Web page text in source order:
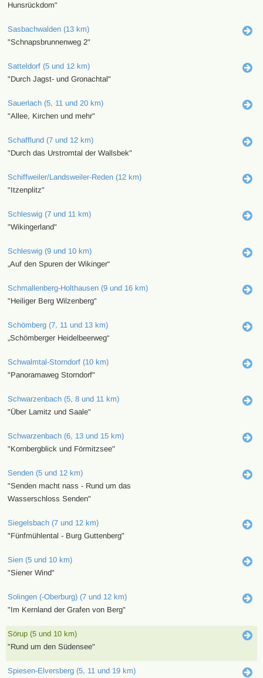
Hunsrückdom"
Sasbachwalden (13 km)
"Schnapsbrunnenweg 2"
Satteldorf (5 und 12 km)
"Durch Jagst- und Gronachtal"
Sauerlach (5, 11 und 20 km)
"Allee, Kirchen und mehr"
Schafflund (7 und 12 km)
"Durch das Urstromtal der Wallsbek"
Schiffweiler/Landsweiler-Reden (12 km)
"Itzenplitz"
Schleswig (7 und 11 km)
"Wikingerland"
Schleswig (9 und 10 km)
„Auf den Spuren der Wikinger“
Schmallenberg-Holthausen (9 und 16 km)
"Heiliger Berg Wilzenberg"
Schömberg (7, 11 und 13 km)
„Schömberger Heidelbeerweg“
Schwalmtal-Storndorf (10 km)
"Panoramaweg Storndorf"
Schwarzenbach (5, 8 und 11 km)
"Über Lamitz und Saale"
Schwarzenbach (6, 13 und 15 km)
"Kornbergblick und Förmitzsee"
Senden (5 und 12 km)
"Senden macht nass - Rund um das
Wasserschloss Senden"
Siegelsbach (7 und 12 km)
"Fünfmühlental - Burg Guttenberg"
Sien (5 und 10 km)
"Siener Wind"
Solingen (-Oberburg) (7 und 12 km)
"Im Kernland der Grafen von Berg"
Sörup (5 und 10 km)
"Rund um den Südensee"
Spiesen-Elversberg (5, 11 und 19 km)